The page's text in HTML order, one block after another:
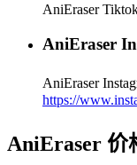
AniEraser
AniEraser
AniEraser
https://
AniEraser 价